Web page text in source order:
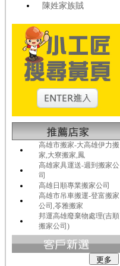
陳姓家族賊
高雄市搬家-大高雄伊力搬
家,大寮搬家,鳳
高雄家具運送-週到搬家公
司
高雄日順專業搬家公司
高雄市吊車搬運-登富搬家
公司,苓雅搬家
邦運高雄廢棄物處理(吉順
搬家公司)